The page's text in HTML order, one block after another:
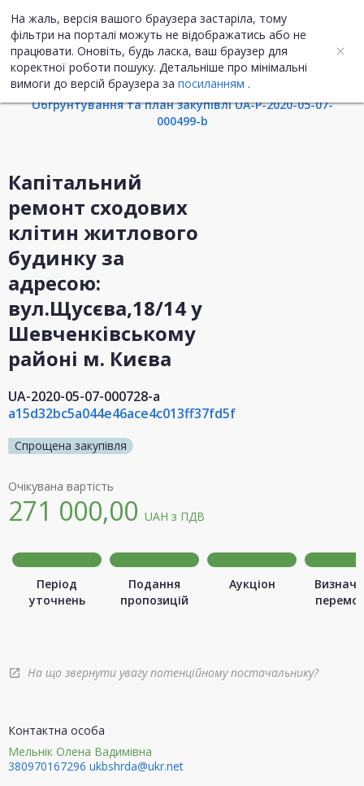
На жаль, версія вашого браузера застаріла, тому
фільтри на порталі можуть не відображатись або не
працювати. Оновіть, будь ласка, ваш браузер для
коректної роботи пошуку. Детальніше про мінімальні
вимоги до версій браузера за посиланням .
UA ENG
Інформація про закупівлю
Обгрунтування та план закупівлі UA-P-2020-05-07-
000499-b
Капітальний
ремонт сходових
клітин житлового
будинку за
адресою:
вул.Щусєва,18/14 у
Шевченківському
районі м. Києва
UA-2020-05-07-000728-a
a15d32bc5a044e46ace4c013ff37fd5f
Спрощена закупівля
Очікувана вартість
271 000,00 UAH з ПДВ
Період
уточнень
Подання
пропозицій
Аукціон
open_in_new На що звернути увагу потенційному постачальнику?
Контактна особа
Мельнік Олена Вадимівна
380970167296 ukbshrda@ukr.net